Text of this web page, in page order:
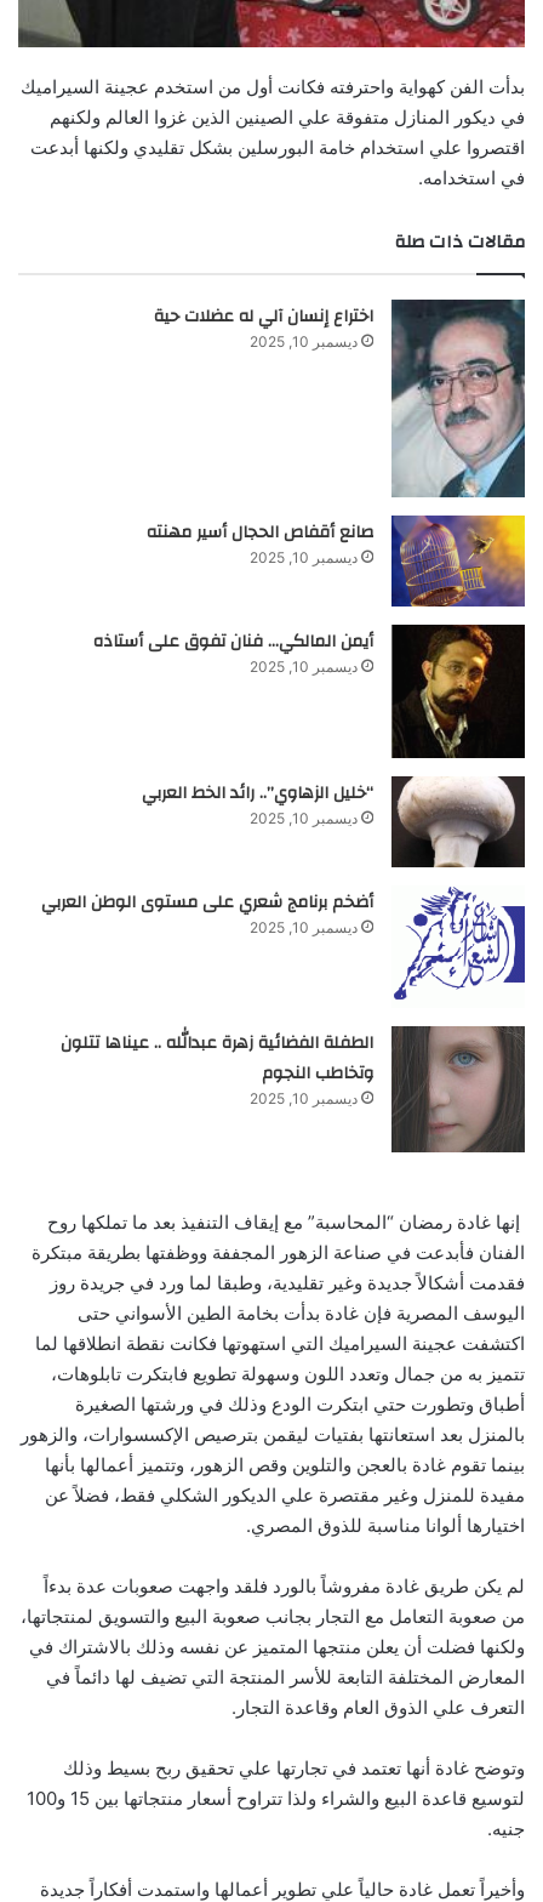
بدأت‮ ‬الفن كهواية واحترفته فكانت أول من استخدم عجينة السيراميك
في ديكور المنازل متفوقة علي الصينين الذين‮ ‬غزوا العالم ولكنهم
اقتصروا علي استخدام خامة البورسلين بشكل تقليدي ولكنها أبدعت
في استخدامه.
مقالات ذات صلة
اختراع إنسان آلي له عضلات حية
ديسمبر 10, 2025
صانع أقفاص الحجال أسير مهنته
ديسمبر 10, 2025
أيمن المالكي… فنان تفوق على أستاذه
ديسمبر 10, 2025
“خليل الزهاوي”.. رائد الخط العربي
ديسمبر 10, 2025
أضخم برنامج شعري على مستوى الوطن العربي
ديسمبر 10, 2025
الطفلة الفضائية زهرة عبدالله .. عيناها تتلون
وتخاطب النجوم
ديسمبر 10, 2025
‮ ‬إنها‮ ‬غادة رمضان‮ “‬المحاسبة‮” ‬مع إيقاف التنفيذ بعد ما تملكها روح
الفنان فأبدعت في صناعة الزهور المجففة ووظفتها بطريقة‮ ‬مبتكرة
فقدمت أشكالاً‮ ‬جديدة وغير تقليدية،‮ ‬وطبقا لما ورد في جريدة روز
اليوسف المصرية فإن غادة بدأت‮ بخامة الطين الأسواني حتى
اكتشفت‮ ‬عجينة السيراميك التي استهوتها فكانت‮ ‬نقطة انطلاقها لما
تتميز به من جمال وتعدد اللون وسهولة تطويع فابتكرت تابلوهات،‮
‬أطباق وتطورت‮ ‬حتي ابتكرت الودع‮ ‬وذلك في ورشتها الصغيرة
بالمنزل بعد استعانتها بفتيات ليقمن بترصيص الإكسسوارات،‮ ‬والزهور
بينما تقوم‮ ‬غادة بالعجن والتلوين وقص الزهور،‮ ‬وتتميز أعمالها بأنها
مفيدة‮ ‬للمنزل وغير مقتصرة علي الديكور الشكلي فقط،‮ ‬فضلاً‮ ‬عن
اختيارها ألوانا‮ ‬مناسبة للذوق المصري‮.‬
لم يكن طريق‮ ‬غادة مفروشاً‮ ‬بالورد فلقد واجهت صعوبات عدة بدءاً‮
‬من صعوبة التعامل مع التجار بجانب صعوبة البيع والتسويق‮ ‬لمنتجاتها،‮
‬ولكنها فضلت أن يعلن منتجها المتميز عن نفسه وذلك بالاشتراك في
المعارض المختلفة التابعة للأسر المنتجة‮ ‬التي تضيف لها دائماً‮ ‬في
التعرف علي الذوق العام وقاعدة التجار‮.‬
وتوضح‮ ‬غادة أنها‮ ‬تعتمد‮ ‬في تجارتها علي تحقيق ربح بسيط وذلك
‬جنيه‮.‬
وأخيراً‮ ‬تعمل‮ ‬غادة حالياً‮ ‬علي تطوير أعمالها واستمدت أفكاراً‮ ‬جديدة